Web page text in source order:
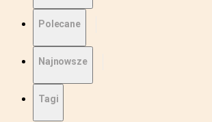
Polecane
Najnowsze
Tagi